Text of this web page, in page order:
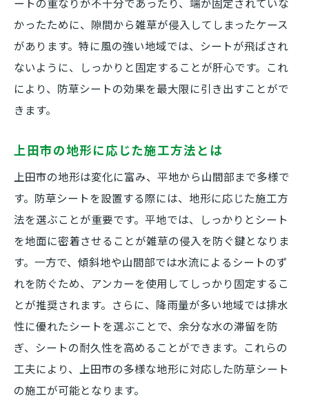
かったために、隙間から雑草が侵入してしまったケース
があります。特に風の強い地域では、シートが飛ばされ
ないように、しっかりと固定することが肝心です。これ
により、防草シートの効果を最大限に引き出すことがで
きます。
上田市の地形に応じた施工方法とは
上田市の地形は変化に富み、平地から山間部まで多様で
す。防草シートを設置する際には、地形に応じた施工方
法を選ぶことが重要です。平地では、しっかりとシート
を地面に密着させることが雑草の侵入を防ぐ鍵となりま
す。一方で、傾斜地や山間部では水流によるシートのず
れを防ぐため、アンカーを使用してしっかり固定するこ
とが推奨されます。さらに、降雨量が多い地域では排水
性に優れたシートを選ぶことで、余分な水の滞留を防
ぎ、シートの耐久性を高めることができます。これらの
工夫により、上田市の多様な地形に対応した防草シート
の施工が可能となります。